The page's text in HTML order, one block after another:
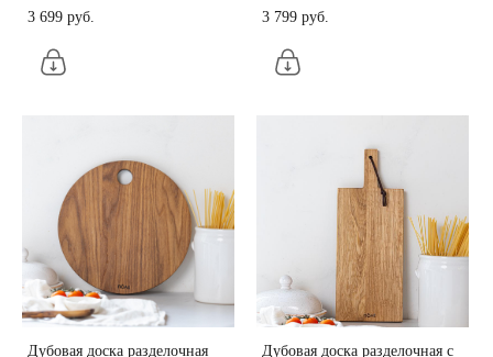
3 699 pуб.
3 799 pуб.
Дубовая доска разделочная Дубовая доска разделочная с